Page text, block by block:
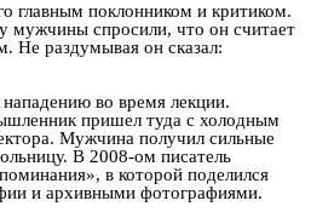
главным поклонником и критиком.
мужчины спросили, что он считает
Не раздумывая он сказал:
во время лекции.
пришел туда с холодным
Мужчина получил сильные
В 2008-ом писатель
в которой поделился
и архивными фотографиями.